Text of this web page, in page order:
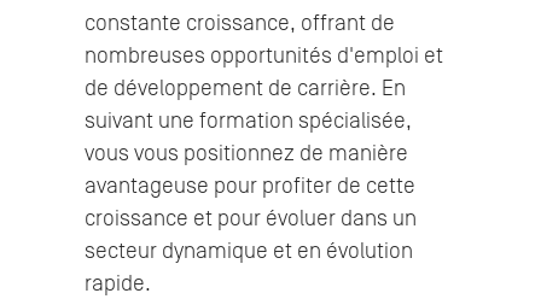
constante croissance, offrant de
nombreuses opportunités d'emploi et
de développement de carrière. En
suivant une formation spécialisée,
vous vous positionnez de manière
avantageuse pour profiter de cette
croissance et pour évoluer dans un
secteur dynamique et en évolution
rapide.